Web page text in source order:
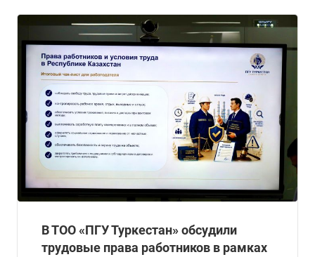
В ТОО «ПГУ Туркестан» обсудили
трудовые права работников в рамках